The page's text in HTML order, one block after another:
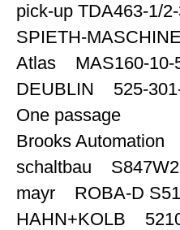
pick-up TDA463-1/
SPIETH-
Atlas MAS160-
DEUBLIN 525-
One passage
Brooks Automation
schaltbau
mayr ROBA-D
HAHN+KOLB